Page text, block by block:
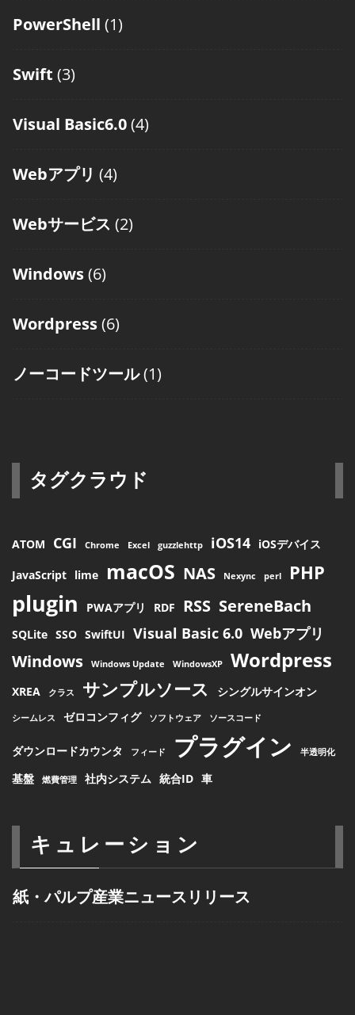
PowerShell (1)
Swift (3)
Visual Basic6.0(4)
Webアプリ (4)
Webサービス (2)
Windows(6)
Wordpress(6)
ノーコードツール(1)
タグクラウド
ATOM CGI Chrome Excel guzzlehttp iOS14 iOSデバイス
JavaScript lime macOS NAS Nexync perl PHP
plugin PWAアプリ RDF RSS SereneBach
SQLite SSO SwiftUI Visual Basic 6.0 Webアプリ
Windows Windows Update WindowsXP Wordpress
XREA クラス サンプルソース シングルサインオン
シームレス ゼロコンフィグ ソフトウェア ソースコード
ダウンロードカウンタ フィード プラグイン 半透明化
基盤 燃費管理 社内システム 統合ID 車
キュレーション
紙・パルプ産業ニュースリリース